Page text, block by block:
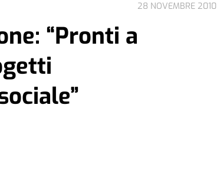
28 NOVEMBRE 2010
“Pronti a